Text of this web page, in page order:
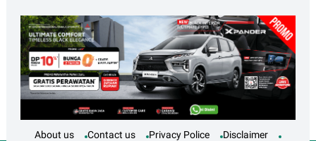
About us Contact us Privacy Police
Disclaimer